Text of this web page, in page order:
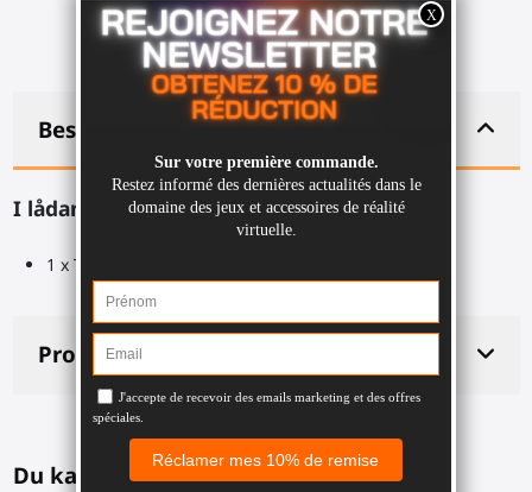
Beskrivning
I lådan:
1 x Toppfäste för ProStraps för Meta Quest 1, Rift S
Produktdetaljer
Du kanske också gillar